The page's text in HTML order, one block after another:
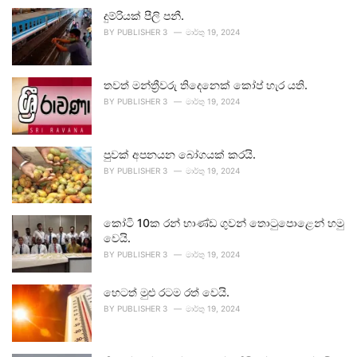
දුම්රියක් පීලි පනී.
BY PUBLISHER 3 මාර්තු 19, 2024
තවත් මන්ත්‍රීවරු තිදෙනෙක් කෝප් හැර යති.
BY PUBLISHER 3 මාර්තු 19, 2024
පුවක් අපනයන බෝගයක් කරයි.
BY PUBLISHER 3 මාර්තු 19, 2024
කෝටි 10ක රන් භාණ්ඩ ගුවන් තොටුපොළෙන් හමු
වෙයි.
BY PUBLISHER 3 මාර්තු 19, 2024
හෙටත් මුළු රටම රත් වෙයි.
BY PUBLISHER 3 මාර්තු 19, 2024